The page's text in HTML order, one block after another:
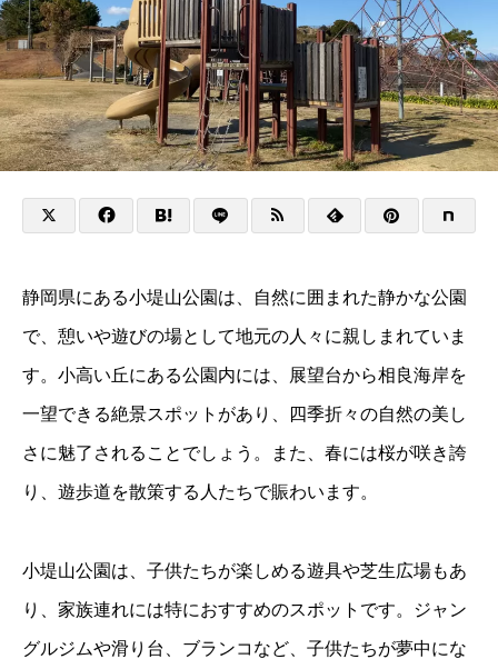
静岡県にある小堤山公園は、自然に囲まれた静かな公園
で、憩いや遊びの場として地元の人々に親しまれていま
す。小高い丘にある公園内には、展望台から相良海岸を
一望できる絶景スポットがあり、四季折々の自然の美し
さに魅了されることでしょう。また、春には桜が咲き誇
り、遊歩道を散策する人たちで賑わいます。
小堤山公園は、子供たちが楽しめる遊具や芝生広場もあ
り、家族連れには特におすすめのスポットです。ジャン
グルジムや滑り台、ブランコなど、子供たちが夢中にな